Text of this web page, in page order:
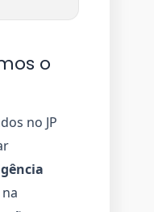
o
no JP